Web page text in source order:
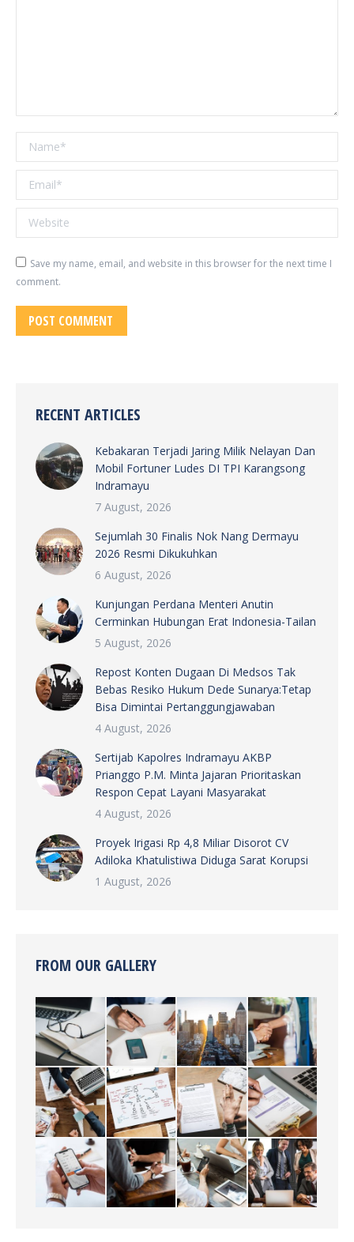
Name *
Email *
Website
Save my name, email, and website in this browser for the next time I
comment.
POST COMMENT
RECENT ARTICLES
Kebakaran Terjadi Jaring Milik Nelayan Dan
Mobil Fortuner Ludes DI TPI Karangsong
Indramayu
7 August, 2026
Sejumlah 30 Finalis Nok Nang Dermayu
2026 Resmi Dikukuhkan
6 August, 2026
Kunjungan Perdana Menteri Anutin
Cerminkan Hubungan Erat Indonesia-Tailan
5 August, 2026
Repost Konten Dugaan Di Medsos Tak
Bebas Resiko Hukum Dede Sunarya:Tetap
Bisa Dimintai Pertanggungjawaban
4 August, 2026
Sertijab Kapolres Indramayu AKBP
Prianggo P.M. Minta Jajaran Prioritaskan
Respon Cepat Layani Masyarakat
4 August, 2026
Proyek Irigasi Rp 4,8 Miliar Disorot CV
Adiloka Khatulistiwa Diduga Sarat Korupsi
1 August, 2026
FROM OUR GALLERY